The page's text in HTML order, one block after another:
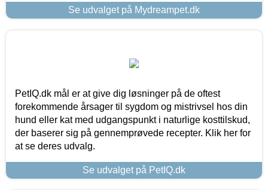
Se udvalget på Mydreampet.dk
PetIQ.dk mål er at give dig løsninger på de oftest
forekommende årsager til sygdom og mistrivsel hos din
hund eller kat med udgangspunkt i naturlige kosttilskud,
der baserer sig på gennemprøvede recepter. Klik her for
at se deres udvalg.
Se udvalget på PetIQ.dk